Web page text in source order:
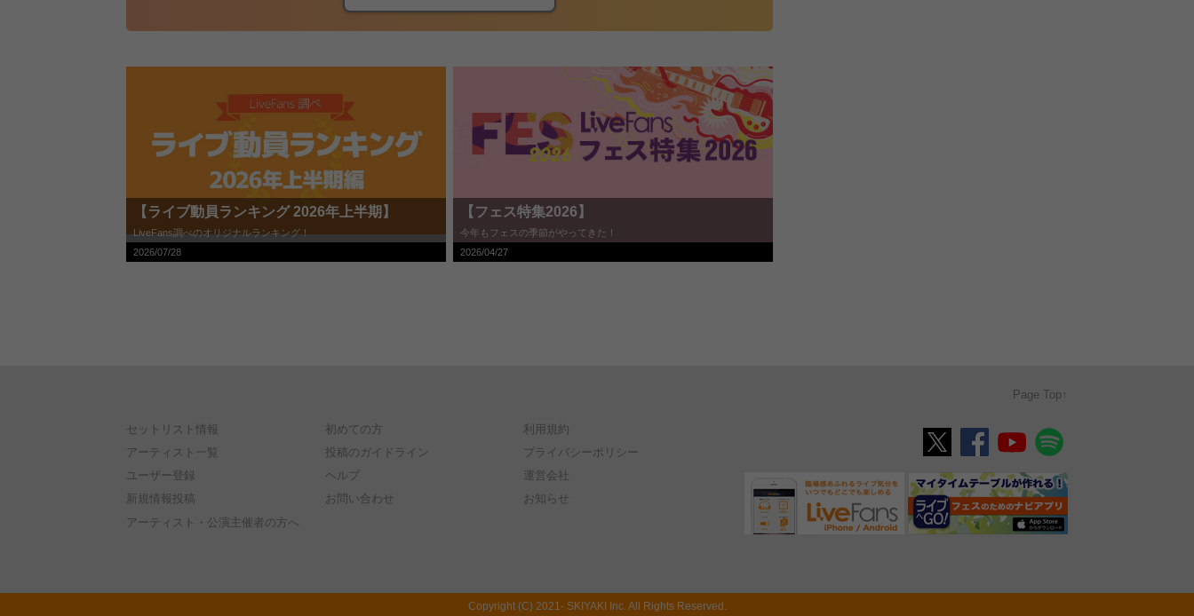
【ライブ動員ランキング 2026年上半期】
LiveFans調べのオリジナルランキング！
2026/07/28
【フェス特集2026】
今年もフェスの季節がやってきた！
2026/04/27
Page Top↑
セットリスト情報
アーティスト一覧
ユーザー登録
新規情報投稿
初めての方
投稿のガイドライン
ヘルプ
お問い合わせ
利用規約
プライバシーポリシー
運営会社
お知らせ
アーティスト・公演主催者の方へ
Copyright (C) 2021- SKIYAKI Inc. All Rights Reserved.